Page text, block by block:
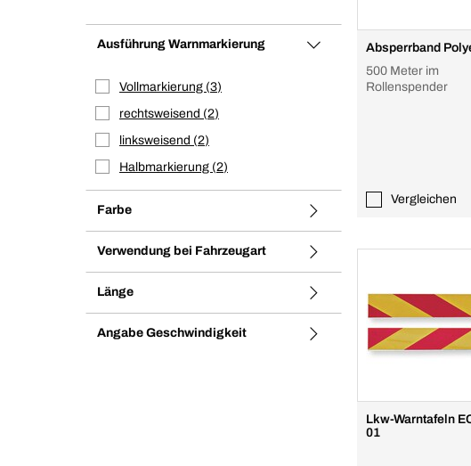
Ausführung Warnmarkierung
Vollmarkierung 3
rechtsweisend
2
linksweisend
2
Halbmarkierung 2
Farbe
Verwendung bei Fahrzeugart
Länge
Angabe Geschwindigkeit
Absperrband
500 Meter im
Rollenspender
Vergleichen
Lkw-Warntafeln
01